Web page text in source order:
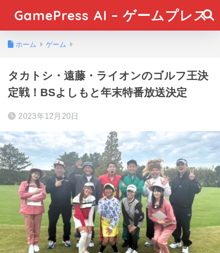
GamePress AI – ゲームプレス
ホーム ゲーム
タカトシ・遠藤・ライオンのゴルフ王決
定戦！BSよしもと年末特番放送決定
2023年12月20日